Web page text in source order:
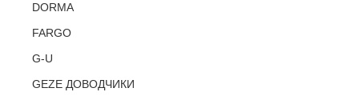
DORMA
FARGO
G-U
GEZE ДОВОДЧИКИ